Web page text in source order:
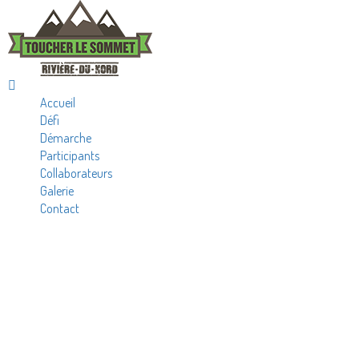
Accueil
Défi
Démarche
Participants
Collaborateurs
Galerie
Contact